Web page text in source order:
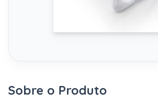
Sobre o Produto